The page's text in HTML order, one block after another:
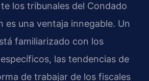
los tribunales del Condado
es una ventaja innegable. Un
familiarizado con los
las tendencias de
de trabajar de los fiscales